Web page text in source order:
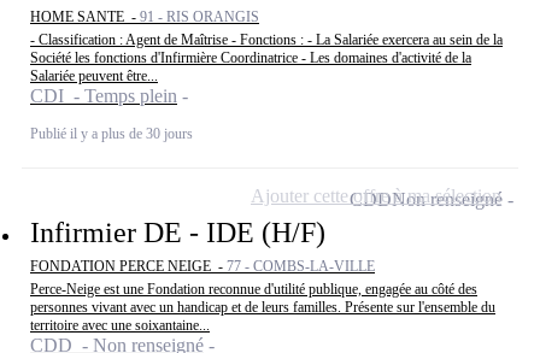
HOME SANTE - 91 - RIS ORANGIS
- Classification : Agent de Maîtrise - Fonctions : - La Salariée exercera au sein de la
Société les fonctions d'Infirmière Coordinatrice - Les domaines d'activité de la
Salariée peuvent être...
CDI - Temps plein
Publié il y a plus de 30 jours
Infirmier DE - IDE (H/F)
FONDATION PERCE NEIGE - 77 - COMBS-LA-VILLE
Perce-Neige est une Fondation reconnue d'utilité publique, engagée au côté des
personnes vivant avec un handicap et de leurs familles. Présente sur l'ensemble du
territoire avec une soixantaine...
CDD - Non renseigné
CDDNon renseigné
Ajouter cette offre à ma sélection